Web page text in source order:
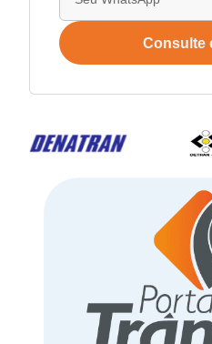
Consulte